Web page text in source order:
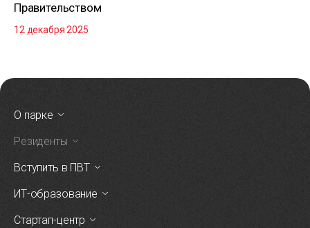
Правительством
12 декабря 2025
О парке
Резиденты
Вступить в ПВТ
ИТ-образование
Стартап-центр